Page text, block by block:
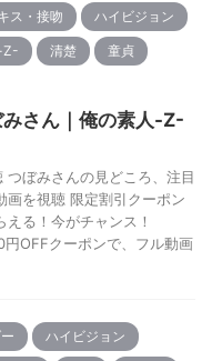
ス・接吻 ハイビジョン
Z- 清楚 童貞
さん｜俺の素人-Z-
つぼみさんの見どころ、注目
画を視聴 限定割引クーポン
る！今がチャンス！
OFFクーポンで、フル動画
ハイビジョン